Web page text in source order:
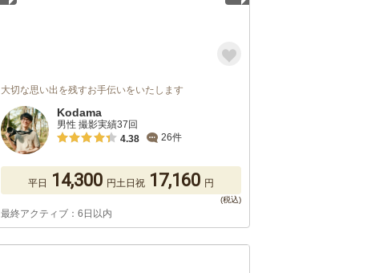
大切な思い出を残すお手伝いをいたします
Kodama
男性 撮影実績37回
4.38
26件
平日 14,300 円土日祝 17,160 円
最終アクティブ：6日以内